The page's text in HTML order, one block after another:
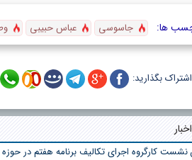
ها: جاسوسی عباس حبیبی
بگذارید:
کارگروه اجرای تکالیف برنامه هفتم در حوزه